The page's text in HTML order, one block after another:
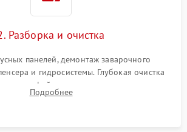
Разборка и очистка
панелей, демонтаж заварочного
и гидросистемы. Глубокая очистка
от кофейных масел, жмыха и накипи.
каналов и фильтров с использованием
Подробнее